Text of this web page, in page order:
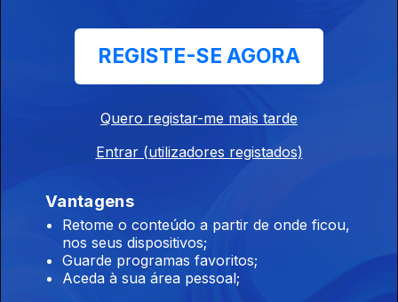
Música de Mobiliário
28 mar. 2026
Musique d'Ameublement/Furniture Music foi um conceito
dia. Música de Eric Satie, John Cage, Brian Eno, Haruomi
Gravidade Zero
Ambient rock: Sigur Ros, Hammock, Bark Psychosis, Robin
Guthrie, Sam Prekop, Tortoise, Bitchin Bajas, Pink Floyd.
REGISTE-SE AGORA
Quero registar-me mais tarde
Entrar (utilizadores registados)
Vantagens
Retome o conteúdo a partir de onde ficou,
nos seus dispositivos;
Guarde programas favoritos;
Aceda à sua área pessoal;